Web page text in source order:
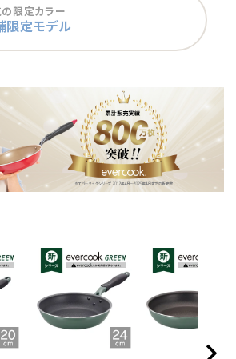
限定カラー
限定モデル